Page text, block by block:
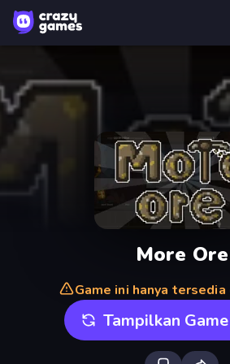
More Ore
Game ini hanya
Tampilkan